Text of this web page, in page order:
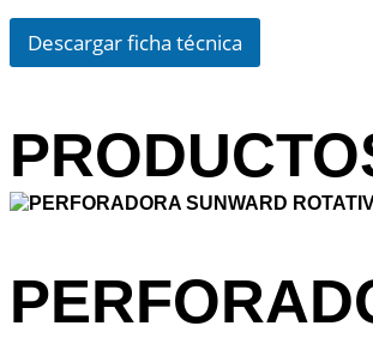
a
o
e
e
d
G
D
*
Descargar ficha técnica